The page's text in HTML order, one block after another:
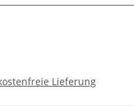
Lieferung